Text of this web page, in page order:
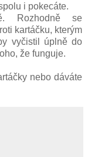
i pokecáte.
Rozhodně se
kartáčku, kterým
vyčistil úplně do
že funguje.
nebo dáváte